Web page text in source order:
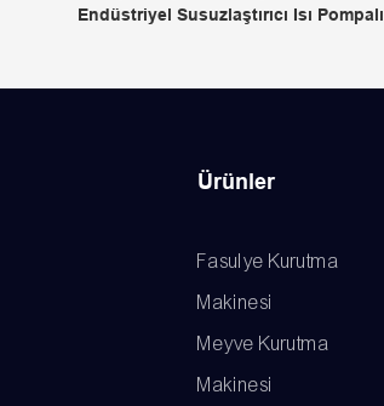
Endüstriyel Susuzlaştırıcı Isı Pompalı
Ürünler
Fasulye Kurutma
Makinesi
Meyve Kurutma
Makinesi